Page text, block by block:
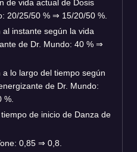
de vida actual de Dosis
20/25/50 % ⇒ 15/20/50 %.
instante según la vida
de Dr. Mundo: 40 % ⇒
lo largo del tiempo según
de Dr. Mundo:
de inicio de Danza de
0,85 ⇒ 0,8.